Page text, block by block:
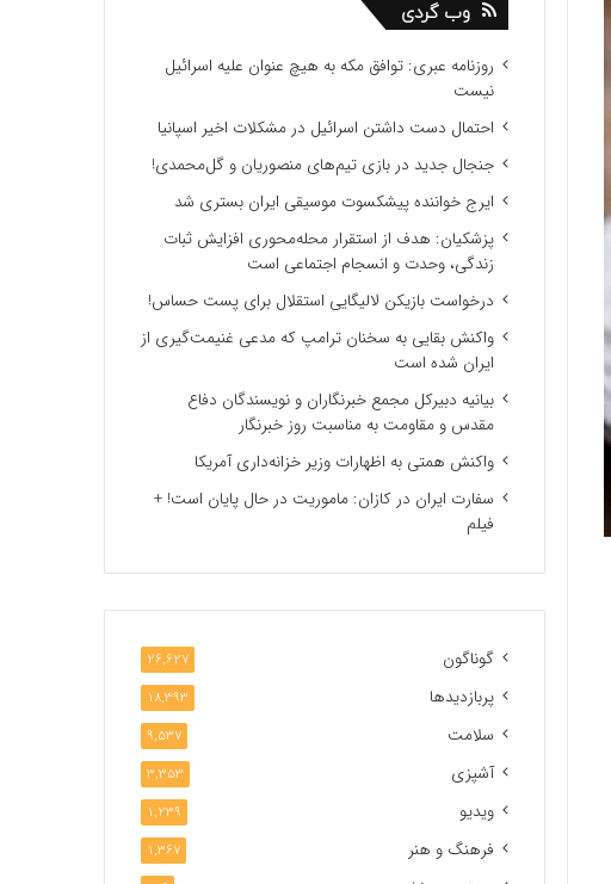
وب گردی
روزنامه عبری: توافق مکه به هیچ عنوان علیه اسرائیل
نیست
احتمال دست داشتن اسرائیل در مشکلات اخیر اسپانیا
جنجال جدید در بازی تیم‌های منصوریان و گل‌محمدی!
ایرج خواننده پیشکسوت موسیقی ایران بستری شد
پزشکیان: هدف از استقرار محله‌محوری افزایش ثبات
زندگی، وحدت و انسجام اجتماعی است
درخواست بازیکن لالیگایی استقلال برای پست حساس!
واکنش بقایی به سخنان ترامپ که مدعی غنیمت‌گیری از
ایران شده است
بیانیه دبیرکل مجمع خبرنگاران و نویسندگان دفاع
مقدس و مقاومت به مناسبت روز خبرنگار
واکنش همتی به اظهارات وزیر خزانه‌داری آمریکا
سفارت ایران در کازان: ماموریت در حال پایان است! +
فیلم
گوناگون 26,627
پربازدیدها 18,393
سلامت 9,537
آشپزی 3,353
ویدیو 1,239
فرهنگ و هنر 1,367